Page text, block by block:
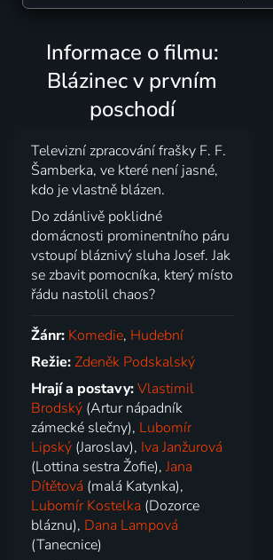
Informace o filmu:
Blázinec v prvním
poschodí
Televizní zpracování frašky F. F.
Šamberka, ve které není jasné,
kdo je vlastně blázen.
Do zdánlivě poklidné
domácnosti prominentního páru
vstoupí bláznivý sluha Josef. Jak
se zbavit pomocníka, který místo
řádu nastolil chaos?
Žánr: Komedie, Hudební
Režie:Zdeněk Podskalský
Hrají a postavy:Vlastimil
Brodský (Artur nápadník
zámecké slečny), Lubomír
Lipský (Jaroslav), Iva Janžurová
(Lottina sestra Žofie),Jana
Dítětová (malá Katynka),
Lubomír Kostelka (Dozorce
bláznu), Dana Lampová
(Tanecnice)